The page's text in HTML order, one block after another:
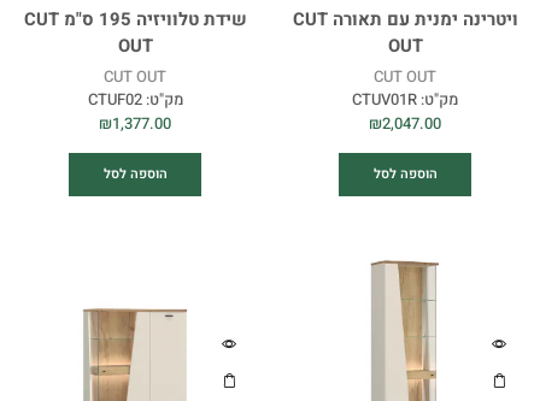
ויטרינה ימנית עם תאורה CUT
OUT
CUT OUT
מק"ט: CTUV01R
₪2,047.00
הוספה לסל
שידת טלוויזיה 195 ס"מ CUT
OUT
CUT OUT
מק"ט:CTUF02
₪1,377.00
הוספה לסל